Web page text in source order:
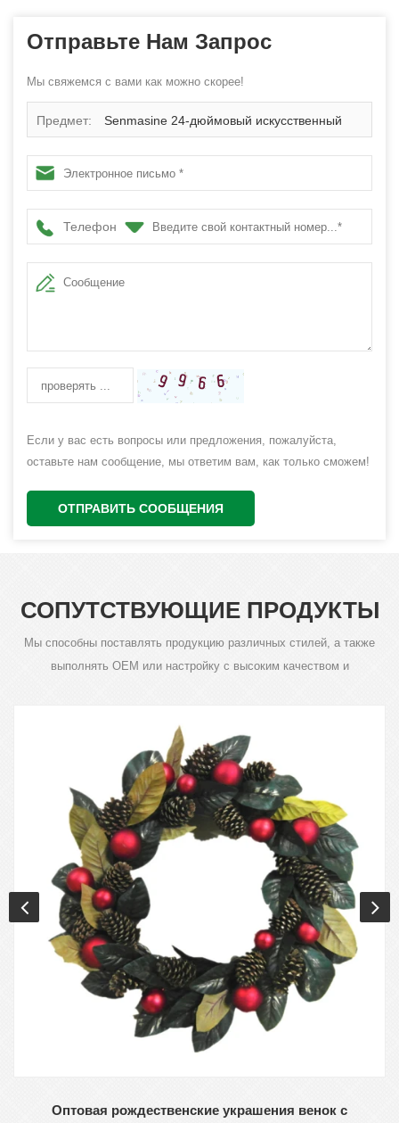
Отправьте Нам Запрос
Мы свяжемся с вами как можно скорее!
Предмет: Senmasine 24-дюймовый искусственный
цветок мака осенний венок для передней двери,
подвесной декор для осеннего урожая
Телефон
Если у вас есть вопросы или предложения, пожалуйста,
оставьте нам сообщение, мы ответим вам, как только сможем!
ОТПРАВИТЬ СООБЩЕНИЯ
СОПУТСТВУЮЩИЕ ПРОДУКТЫ
Мы способны поставлять продукцию различных стилей, а также
выполнять OEM или настройку с высоким качеством и
Оптовая рождественские украшения венок с